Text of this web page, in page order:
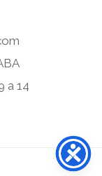
a 14